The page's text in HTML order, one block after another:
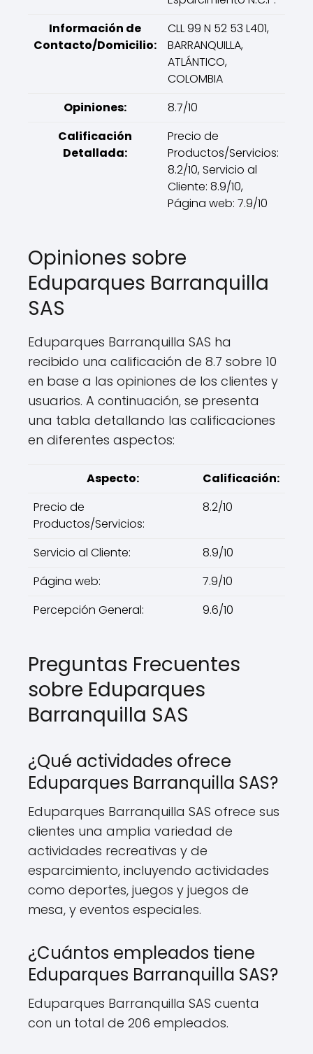
Información de
Contacto/Domicilio:
CLL 99 N 52 53 L401,
BARRANQUILLA,
ATLÁNTICO,
COLOMBIA
Opiniones:
8.7/10
Calificación
Detallada:
Precio de
Productos/Servicios:
8.2/10, Servicio al
Cliente: 8.9/10,
Página web: 7.9/10
Opiniones sobre
Eduparques Barranquilla
SAS
Eduparques Barranquilla SAS ha
recibido una calificación de 8.7 sobre 10
en base a las opiniones de los clientes y
usuarios. A continuación, se presenta
una tabla detallando las calificaciones
en diferentes aspectos:
Aspecto:
Calificación:
Precio de
Productos/Servicios:
8.2/10
Servicio al Cliente:
8.9/10
Página web:
7.9/10
Percepción General:
9.6/10
Preguntas Frecuentes
sobre Eduparques
Barranquilla SAS
¿Qué actividades ofrece
Eduparques Barranquilla SAS?
Eduparques Barranquilla SAS ofrece sus
clientes una amplia variedad de
actividades recreativas y de
esparcimiento, incluyendo actividades
como deportes, juegos y juegos de
mesa, y eventos especiales.
¿Cuántos empleados tiene
Eduparques Barranquilla SAS?
Eduparques Barranquilla SAS cuenta
con un total de 206 empleados.